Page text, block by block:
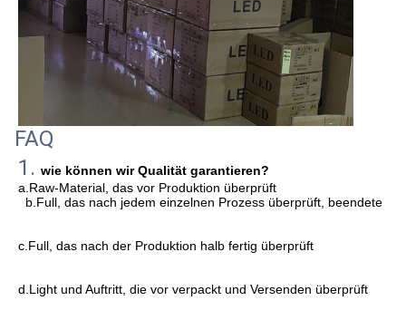
FAQ
1. wie können wir Qualität garantieren?
a.Raw-Material, das vor Produktion überprüft
b.Full, das nach jedem einzelnen Prozess überprüft, beendete
c.Full, das nach der Produktion halb fertig überprüft
d.Light und Auftritt, die vor verpackt und Versenden überprüft